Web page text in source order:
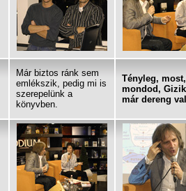
Már biztos ránk sem
emlékszik, pedig mi is
szerepelünk a
könyvben.
Tényleg,
mondod,
már dereng